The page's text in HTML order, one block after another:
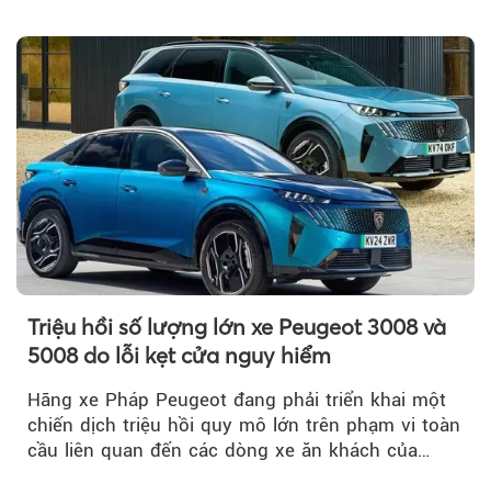
Triệu hồi số lượng lớn xe Peugeot 3008 và
5008 do lỗi kẹt cửa nguy hiểm
Hãng xe Pháp Peugeot đang phải triển khai một
chiến dịch triệu hồi quy mô lớn trên phạm vi toàn
cầu liên quan đến các dòng xe ăn khách của